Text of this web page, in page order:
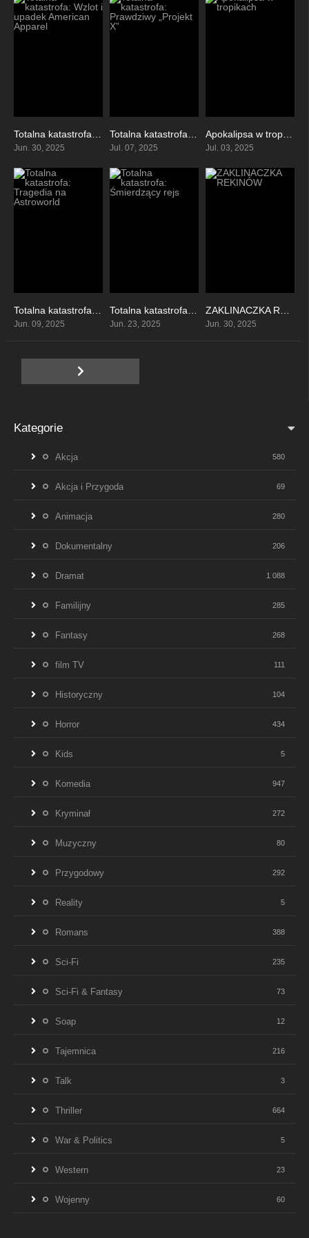
6.1Totalna katastrofa: Wzlot i upadek American Apparel
Jun. 30, 2025
5.9Totalna katastrofa: Prawdziwy „Projekt X”
Jul. 07, 2025
7.4
Apokalipsa w tropikach
Jul. 03, 2025
6.7
Jun. 09, 2025
6
Jun. 23, 2025
7
Jun. 30, 2025
Kategorie
Akcja 580
Akcja i Przygoda 69
Animacja 280
Dokumentalny 206
Dramat 1 088
Familijny 285
Fantasy 268
film TV 111
Historyczny 104
Horror 434
Kids 5
Komedia 947
Kryminał 272
Muzyczny 80
Przygodowy 292
Reality 5
Romans 388
Sci-Fi 235
Sci-Fi & Fantasy 73
Soap 12
Tajemnica 216
Talk 3
Thriller 664
War & Politics 5
Western 23
Wojenny 60